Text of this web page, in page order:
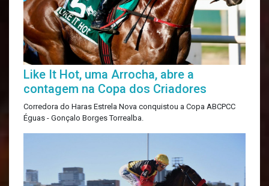
Like It Hot, uma Arrocha, abre a
contagem na Copa dos Criadores
Corredora do Haras Estrela Nova conquistou a Copa ABCPCC
Éguas - Gonçalo Borges Torrealba.